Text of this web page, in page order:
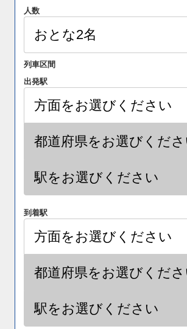
人数
列車区間
出発駅
到着駅